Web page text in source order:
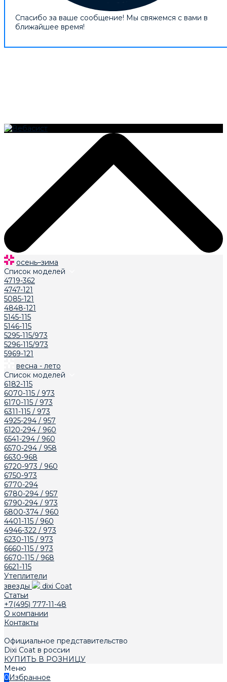
Спасибо за ваше сообщение! Мы свяжемся с вами в
ближайшее время!
осень–зима
Список моделей
4719-362
4747-121
5085-121
4848-121
5145-115
5146-115
5295-115/973
5296-115/973
5969-121
весна - лето
Список моделей
6182-115
6070-115 / 973
6170-115 / 973
6311-115 / 973
4925-294 / 957
6120-294 / 960
6541-294 / 960
6570-294 / 958
6630-968
6720-973 / 960
6750-973
6770-294
6780-294 / 957
6790-294 / 973
6800-374 / 960
4401-115 / 960
4946-322 / 973
6230-115 / 973
6660-115 / 973
6670-115 / 968
6621-115
Утеплители
звезды
dixi Coat
Статьи
+7(495) 777-11-48
О компании
Контакты
Официальное представительство
Dixi Сoat в россии
КУПИТЬ В РОЗНИЦУ
Меню
0 Избранное